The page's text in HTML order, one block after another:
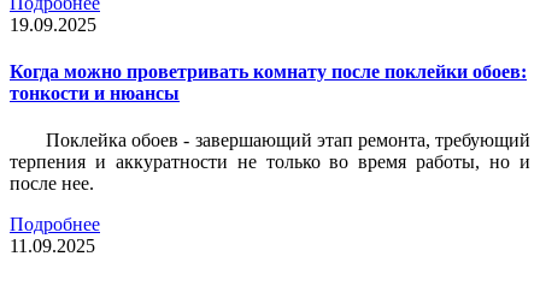
19.09.2025
Когда можно проветривать комнату после поклейки обоев:
тонкости и нюансы
Поклейка обоев - завершающий этап ремонта, требующий
терпения и аккуратности не только во время работы, но и
после нее.
Подробнее
11.09.2025